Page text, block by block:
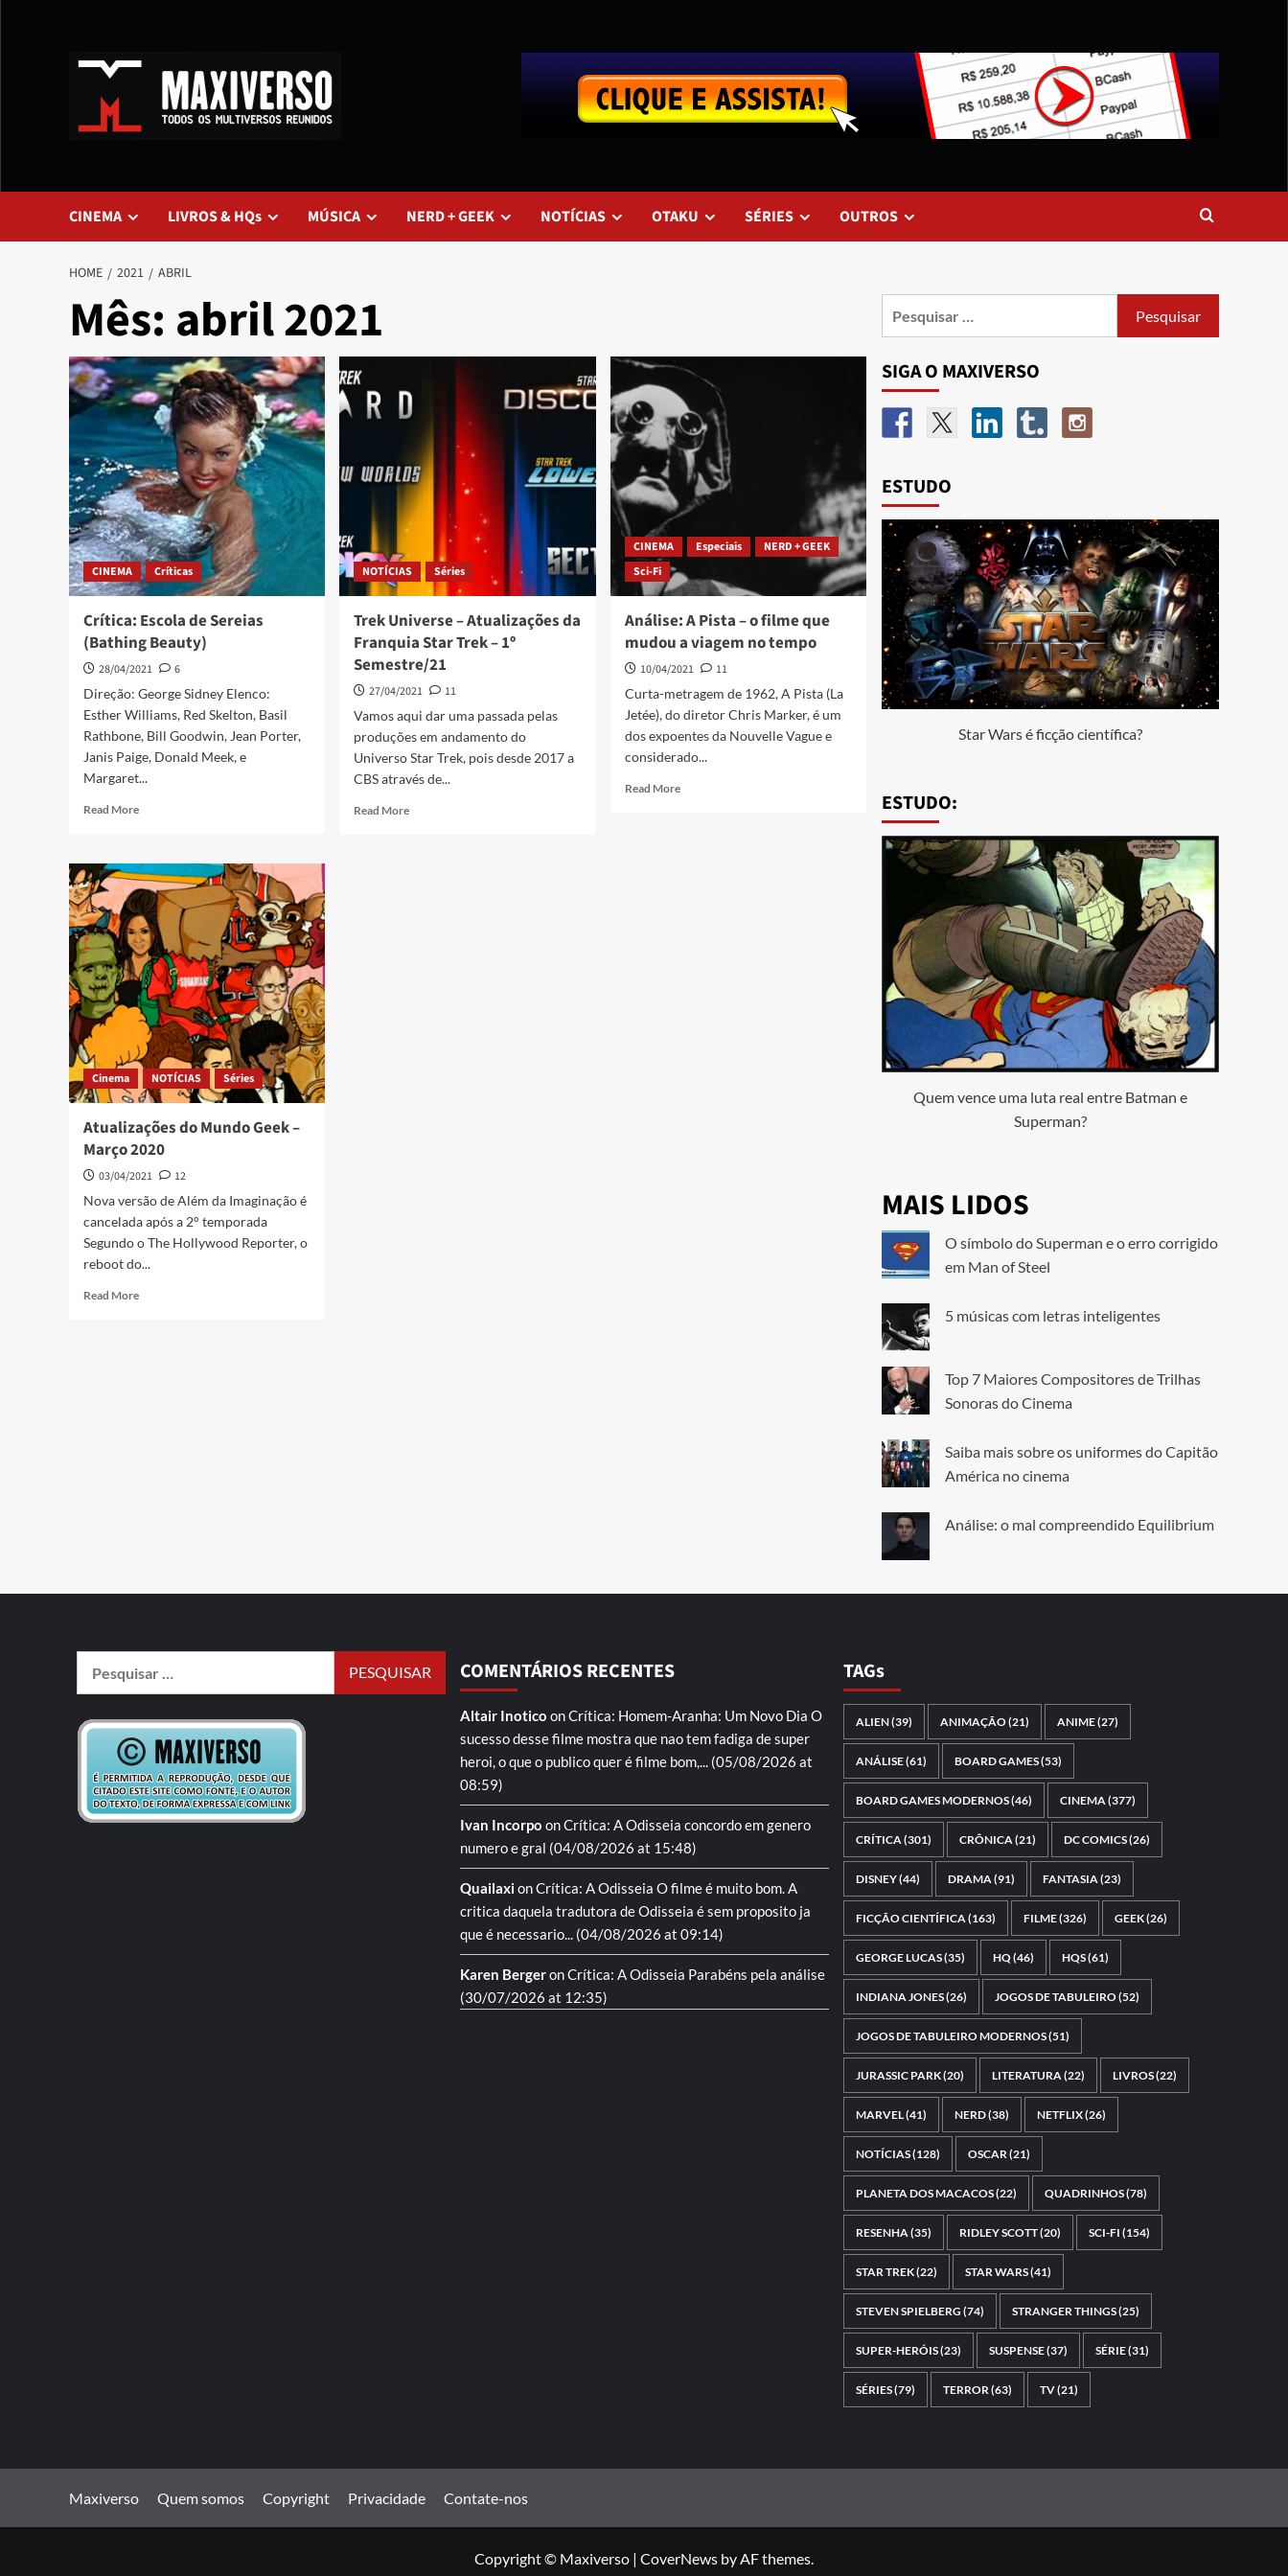
CINEMA LIVROS & HQs MÚSICA NERD + GEEK NOTÍCIAS OTAKU SÉRIES OUTROS
HOME 2021 ABRIL
Mês: abril 2021
CINEMA Críticas
Crítica: Escola de Sereias
(Bathing Beauty)
28/04/2021
6
Direção: George Sidney Elenco:
Esther Williams, Red Skelton, Basil
Rathbone, Bill Goodwin, Jean Porter,
Janis Paige, Donald Meek, e
Margaret...
Read More
NOTÍCIAS Séries
Trek Universe – Atualizações da
Franquia Star Trek – 1º
Semestre/21
27/04/2021
11
Vamos aqui dar uma passada pelas
produções em andamento do
Universo Star Trek, pois desde 2017 a
CBS através de...
Read More
CINEMA Especiais
NERD + GEEK
Sci-Fi
Análise: A Pista – o filme que
mudou a viagem no tempo
10/04/2021
11
Curta-metragem de 1962, A Pista (La
Jetée), do diretor Chris Marker, é um
dos expoentes da Nouvelle Vague e
considerado...
Read More
Cinema NOTÍCIAS Séries
Atualizações do Mundo Geek –
Março 2020
03/04/2021
12
Nova versão de Além da Imaginação é
cancelada após a 2° temporada
Segundo o The Hollywood Reporter, o
reboot do...
Read More
SIGA O MAXIVERSO
ESTUDO
Star Wars é ficção científica?
ESTUDO:
Quem vence uma luta real entre Batman e
Superman?
MAIS LIDOS
O símbolo do Superman e o erro corrigido
em Man of Steel
5 músicas com letras inteligentes
Top 7 Maiores Compositores de Trilhas
Sonoras do Cinema
Saiba mais sobre os uniformes do Capitão
América no cinema
Análise: o mal compreendido Equilibrium
COMENTÁRIOS RECENTES
Altair Inotico onCrítica: Homem-Aranha: Um Novo Dia O
sucesso desse filme mostra que nao tem fadiga de super
heroi, o que o publico quer é filme bom,... (05/08/2026 at
08:59)
Ivan Incorpo onCrítica: A Odisseia concordo em genero
numero e gral (04/08/2026 at 15:48)
QuailaxionCrítica: A Odisseia O filme é muito bom. A
critica daquela tradutora de Odisseia é sem proposito ja
que é necessario... (04/08/2026 at 09:14)
Karen BergeronCrítica: A Odisseia Parabéns pela análise
(30/07/2026 at 12:35)
TAGs
ALIEN(39) ANIMAÇÃO(21) ANIME(27)
ANÁLISE(61) BOARD GAMES(53)
BOARD GAMES MODERNOS(46) CINEMA (377)
CRÍTICA (301) CRÔNICA (21) DC COMICS(26)
DISNEY(44) DRAMA (91) FANTASIA (23)
FICÇÃO CIENTÍFICA (163) FILME(326) GEEK(26)
GEORGE LUCAS(35) HQ(46) HQS(61)
INDIANA JONES(26) JOGOS DE TABULEIRO(52)
JOGOS DE TABULEIRO MODERNOS(51)
JURASSIC PARK(20) LITERATURA (22) LIVROS(22)
MARVEL(41) NERD(38) NETFLIX(26)
NOTÍCIAS(128) OSCAR (21)
PLANETA DOS MACACOS(22) QUADRINHOS(78)
RESENHA (35) RIDLEY SCOTT(20) SCI-FI (154)
STAR TREK(22) STAR WARS(41)
STEVEN SPIELBERG (74) STRANGER THINGS(25)
SUPER-HERÓIS(23) SUSPENSE(37) SÉRIE(31)
SÉRIES(79) TERROR (63) TV(21)
Maxiverso Quem somos Copyright Privacidade Contate-nos
Copyright © Maxiverso | CoverNews by AF themes.